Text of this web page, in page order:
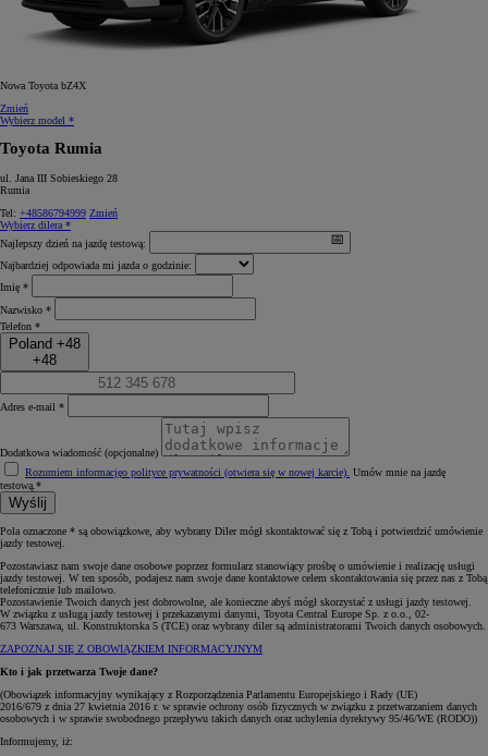
Nowa Toyota bZ4X
Zmień
Wybierz model *
Toyota Rumia
ul. Jana III Sobieskiego 28
Rumia
Tel: +48586794999 Zmień
Wybierz dilera *
Najlepszy dzień na jazdę testową:
Najbardziej odpowiada mi jazda o godzinie:
Imię *
Nazwisko *
Telefon *
Poland +48
+48
Adres e-mail *
Dodatkowa wiadomość (opcjonalne)
Rozumiem informacjęo polityce prywatności (otwiera się w nowej karcie) Umów mnie na jazdę
testową.*
Wyślij
Pola oznaczone * są obowiązkowe, aby wybrany Diler mógł skontaktować się z Tobą i potwierdzić umówienie
jazdy testowej.
Pozostawiasz nam swoje dane osobowe poprzez formularz stanowiący prośbę o umówienie i realizację usługi
jazdy testowej. W ten sposób, podajesz nam swoje dane kontaktowe celem skontaktowania się przez nas z Tobą
telefonicznie lub mailowo.
Pozostawienie Twoich danych jest dobrowolne, ale konieczne abyś mógł skorzystać z usługi jazdy testowej.
W związku z usługą jazdy testowej i przekazanymi danymi, Toyota Central Europe Sp. z o.o., 02-
673 Warszawa, ul. Konstruktorska 5 (TCE) oraz wybrany diler są administratorami Twoich danych osobowych.
ZAPOZNAJ SIĘ Z OBOWIĄZKIEM INFORMACYJNYM
Kto i jak przetwarza Twoje dane?
(Obowiązek informacyjny wynikający z Rozporządzenia Parlamentu Europejskiego i Rady (UE)
2016/679 z dnia 27 kwietnia 2016 r. w sprawie ochrony osób fizycznych w związku z przetwarzaniem danych
osobowych i w sprawie swobodnego przepływu takich danych oraz uchylenia dyrektywy 95/46/WE (RODO))
Informujemy, iż: